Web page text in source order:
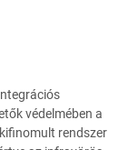
védelmében a
rendszer